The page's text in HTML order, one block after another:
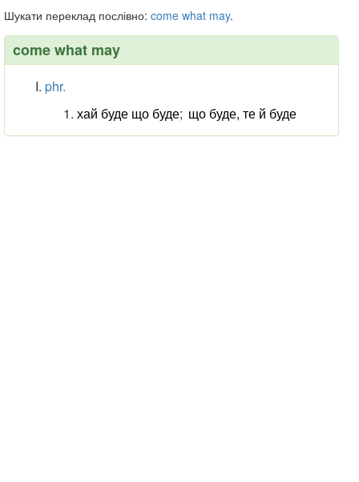
Шукати переклад послівно: come what may.
come what may
phr.
хай буде що буде; що буде, те й буде